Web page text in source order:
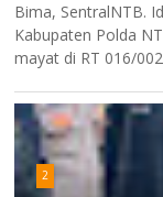
Bima, SentralNTB.
Kabupaten Polda
mayat di RT 016/
2